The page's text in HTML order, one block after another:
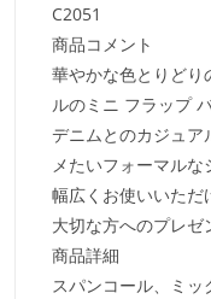
C2051
商品コメント
華やかな色とりどり
ルのミニ フラップ
デニムとのカジュア
メたいフォーマルな
幅広くお使いいただ
大切な方へのプレゼ
商品詳細
スパンコール、ミ